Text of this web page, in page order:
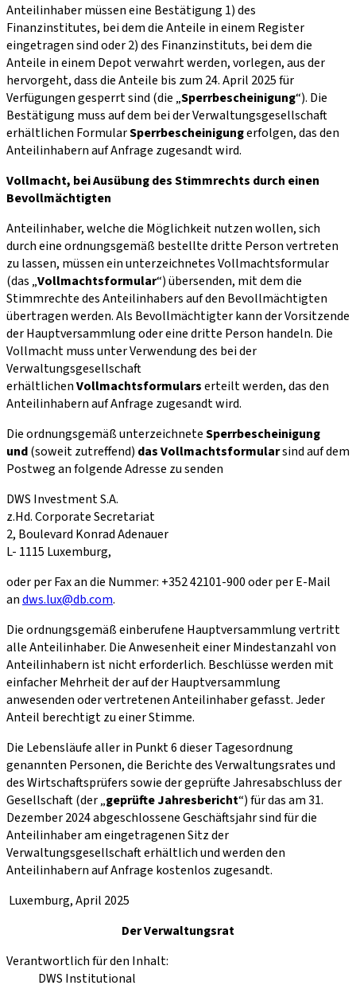
Anteilinhaber müssen eine Bestätigung 1) des
Finanzinstitutes, bei dem die Anteile in einem Register
eingetragen sind oder 2) des Finanzinstituts, bei dem die
Anteile in einem Depot verwahrt werden, vorlegen, aus der
hervorgeht, dass die Anteile bis zum 24. April 2025 für
Verfügungen gesperrt sind (die „Sperrbescheinigung“). Die
Bestätigung muss auf dem bei der Verwaltungsgesellschaft
erhältlichen FormularSperrbescheinigungerfolgen, das den
Anteilinhabern auf Anfrage zugesandt wird.
Vollmacht, bei Ausübung des Stimmrechts durch einen
Bevollmächtigten
Anteilinhaber,welche die Möglichkeit nutzen wollen, sich
durch eine ordnungsgemäß bestellte dritte Person vertreten
zu lassen, müssen ein unterzeichnetes Vollmachtsformular
(das „Vollmachtsformular“) übersenden, mit dem die
Stimmrechte des Anteilinhabers auf den Bevollmächtigten
übertragen werden. Als Bevollmächtigter kann der Vorsitzende
der Hauptversammlung oder eine dritte Person handeln. Die
Vollmacht muss unter Verwendung des bei der
Verwaltungsgesellschaft
erhältlichenVollmachtsformularserteilt werden, das den
Anteilinhabern auf Anfrage zugesandt wird.
Die ordnungsgemäß unterzeichneteSperrbescheinigung
und(soweit zutreffend) das Vollmachtsformularsind auf dem
Postweg an folgende Adresse zu senden
DWS Investment S.A.
z.Hd. Corporate Secretariat
2, Boulevard Konrad Adenauer
L- 1115 Luxemburg,
oder per Fax an die Nummer: +352 42101-900 oder per E-Mail
andws.lux@db.com.
Die ordnungsgemäß einberufene Hauptversammlung vertritt
alle Anteilinhaber. Die Anwesenheit einer Mindestanzahl von
Anteilinhabern ist nicht erforderlich. Beschlüsse werden mit
einfacher Mehrheit der auf der Hauptversammlung
anwesenden oder vertretenen Anteilinhaber gefasst. Jeder
Anteil berechtigt zu einer Stimme.
Die Lebensläufe aller in Punkt 6 dieser Tagesordnung
genannten Personen, die Berichte des Verwaltungsrates und
des Wirtschaftsprüfers sowie der geprüfte Jahresabschluss der
Gesellschaft (der „geprüfte Jahresbericht“) für das am 31.
Dezember 2024 abgeschlossene Geschäftsjahr sind für die
Anteilinhaber am eingetragenen Sitz der
Verwaltungsgesellschaft erhältlich und werden den
Anteilinhabern auf Anfrage kostenlos zugesandt.
Luxemburg, April 2025
Der Verwaltungsrat
Verantwortlich für den Inhalt:
DWS Institutional